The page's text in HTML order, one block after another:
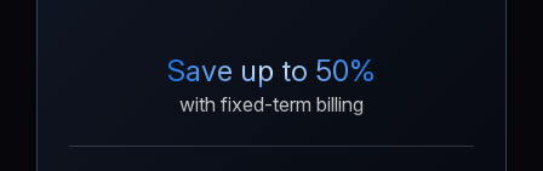
Save up to 50%
with fixed-term billing